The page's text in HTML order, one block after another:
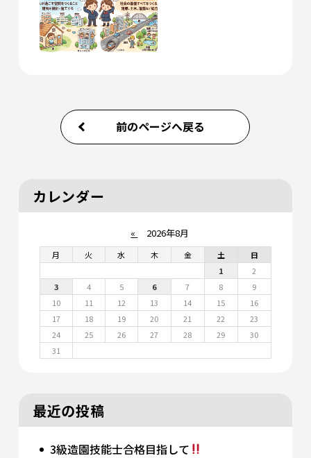
前のページへ戻る
カレンダー
« 2026年8月
月 火 水 木 金 土
日
1
2
3
4 5 6 7 8
9
10
11 12 13 14 15
16
17
18 19 20 21 22
23
24
25 26 27 28 29
30
31
最近の投稿
3級造園技能士合格目指して